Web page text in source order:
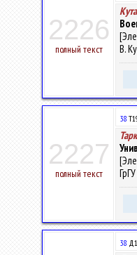
2226
полный текст
В.
2227
полный текст
38
38